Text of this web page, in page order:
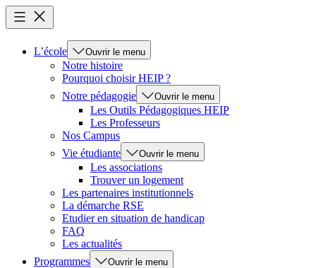
L’école Ouvrir le menu
Notre histoire
Pourquoi choisir HEIP ?
Notre pédagogie
Ouvrir le menu
Les Outils Pédagogiques HEIP
Les Professeurs
Nos Campus
Vie étudiante
Ouvrir le menu
Les associations
Trouver un logement
Les partenaires institutionnels
La démarche RSE
Etudier en situation de handicap
FAQ
Les actualités
Programmes
Ouvrir le menu